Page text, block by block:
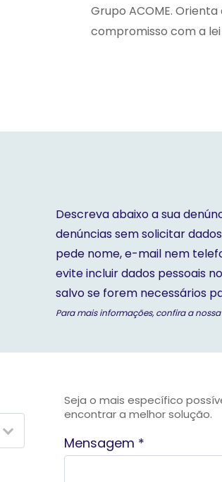
Grupo ACOME.
compromisso com a
Descreva abaixo a sua
denúncias sem solicitar
pede nome, e-mail nem
evite incluir dados pessoais
salvo se forem necessários
Para mais informações, confira a nossa
Seja o mais específico
encontrar a melhor solução.
Mensagem *